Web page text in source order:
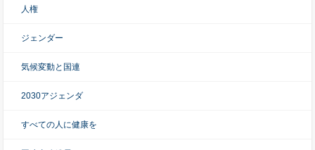
人権
ジェンダー
気候変動と国連
2030アジェンダ
すべての人に健康を